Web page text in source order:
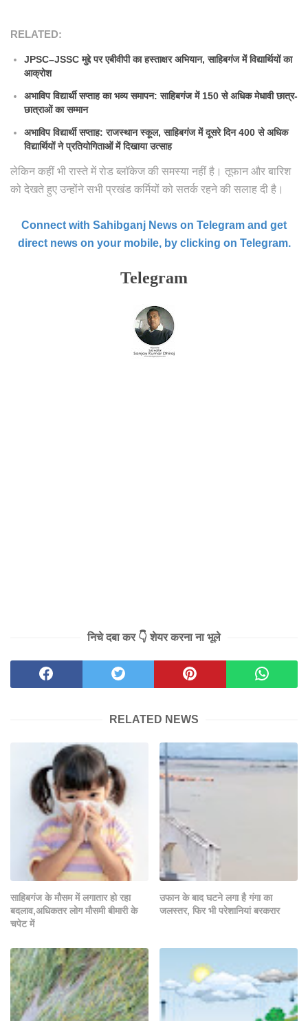
RELATED:
JPSC–JSSC मुद्दे पर एबीवीपी का हस्ताक्षर अभियान, साहिबगंज में विद्यार्थियों का
आक्रोश
अभाविप विद्यार्थी सप्ताह का भव्य समापन: साहिबगंज में 150 से अधिक मेधावी छात्र-
छात्राओं का सम्मान
अभाविप विद्यार्थी सप्ताह: राजस्थान स्कूल, साहिबगंज में दूसरे दिन 400 से अधिक
विद्यार्थियों ने प्रतियोगिताओं में दिखाया उत्साह
लेकिन कहीं भी रास्ते में रोड ब्लॉकेज की समस्या नहीं है। तूफान और बारिश
को देखते हुए उन्होंने सभी प्रखंड कर्मियों को सतर्क रहने की सलाह दी है।
Connect with Sahibganj News on Telegram and get
direct news on your mobile, by clicking on Telegram.
Telegram
निचे दबा कर 👇 शेयर करना ना भूले
RELATED NEWS
साहिबगंज के मौसम में लगातार हो रहा
बदलाव,अधिकतर लोग मौसमी बीमारी के
चपेट में
उफान के बाद घटने लगा है गंगा का
जलस्तर, फिर भी परेशानियां बरकरार